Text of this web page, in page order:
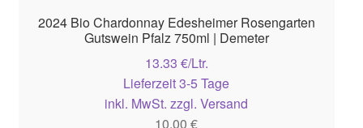
2024 Bio Chardonnay Edesheimer Rosengarten
Gutswein Pfalz 750ml | Demeter
13.33 €/Ltr.
Lieferzeit 3-5 Tage
inkl. MwSt. zzgl. Versand
10,00€